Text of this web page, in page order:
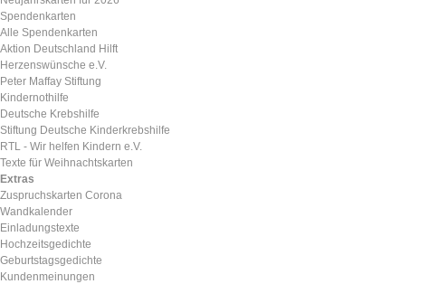
Spendenkarten
Alle Spendenkarten
Aktion Deutschland Hilft
Herzenswünsche e.V.
Peter Maffay Stiftung
Kindernothilfe
Deutsche Krebshilfe
Stiftung Deutsche Kinderkrebshilfe
RTL - Wir helfen Kindern e.V.
Texte für Weihnachtskarten
Extras
Zuspruchskarten Corona
Wandkalender
Einladungstexte
Hochzeitsgedichte
Geburtstagsgedichte
Kundenmeinungen